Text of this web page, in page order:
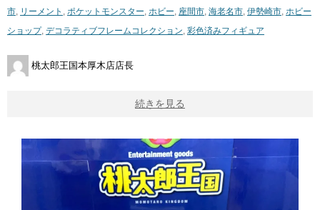
市, リーメント , ポケットモンスター, ホビー, 座間市, 海老名市, 伊勢崎市, ホビー
ショップ, デコラティブフレームコレクション, 彩色済みフィギュア
桃太郎王国本厚木店店長
続きを見る